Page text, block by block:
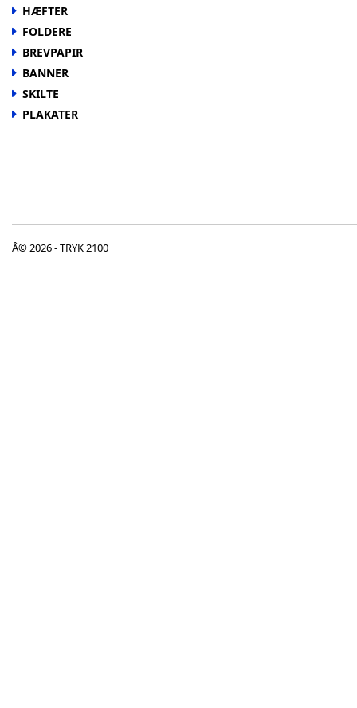
HÆFTER
FOLDERE
BREVPAPIR
BANNER
SKILTE
PLAKATER
Â© 2026 - TRYK 2100